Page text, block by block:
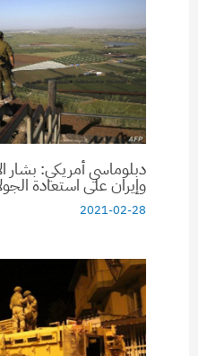
دبلوماسي أمريكي:
وإيران على استعادة
2021-02-28